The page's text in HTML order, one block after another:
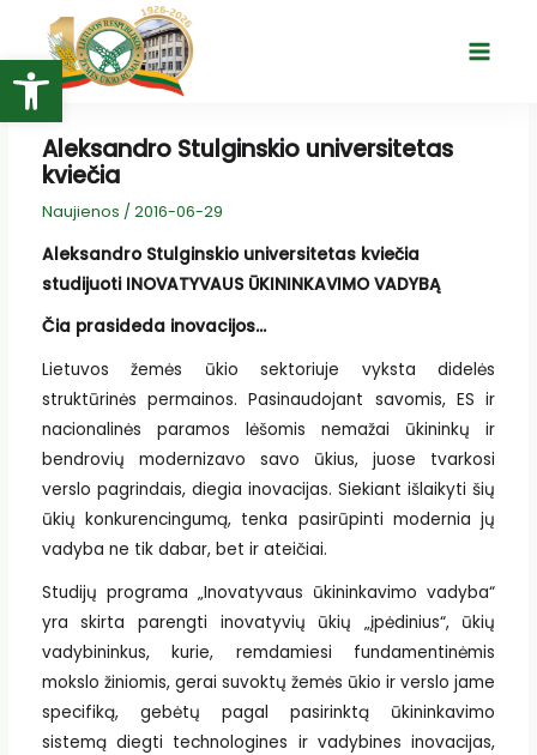
Open toolbar
turinio
Main
Aleksandro Stulginskio universitetas
kviečia
Naujienos / 2016-06-29
Aleksandro Stulginskio universitetas kviečia
studijuoti INOVATYVAUS ŪKININKAVIMO VADYBĄ
Čia prasideda inovacijos…
Lietuvos žemės ūkio sektoriuje vyksta didelės
struktūrinės permainos. Pasinaudojant savomis, ES ir
nacionalinės paramos lėšomis nemažai ūkininkų ir
bendrovių modernizavo savo ūkius, juose tvarkosi
verslo pagrindais, diegia inovacijas. Siekiant išlaikyti šių
ūkių konkurencingumą, tenka pasirūpinti modernia jų
vadyba ne tik dabar, bet ir ateičiai.
Studijų programa „Inovatyvaus ūkininkavimo vadyba“
yra skirta parengti inovatyvių ūkių „įpėdinius“, ūkių
vadybininkus, kurie, remdamiesi fundamentinėmis
mokslo žiniomis, gerai suvoktų žemės ūkio ir verslo jame
specifiką, gebėtų pagal pasirinktą ūkininkavimo
sistemą diegti technologines ir vadybines inovacijas,